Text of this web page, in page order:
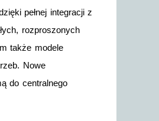
pełnej integracji z
rozproszonych
także modele
Nowe
do centralnego